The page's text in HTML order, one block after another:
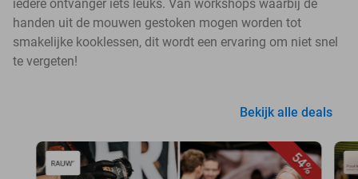
iedere ontvanger iets leuks. Van workshops waarbij de
handen uit de mouwen gestoken mogen worden tot
smakelijke kooklessen, dit wordt een ervaring om niet snel
te vergeten!
Bekijk alle deals
54%